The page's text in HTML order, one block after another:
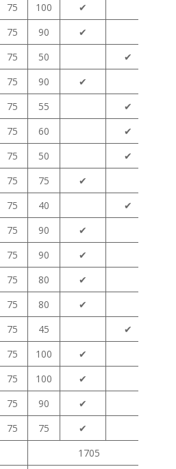
75 100
✔
75 90
✔
75 50
✔
75 90
✔
75 55
✔
75 60
✔
75 50
✔
75 75
✔
75 40
✔
75 90
✔
75 90
✔
75 80
✔
75 80
✔
75 45
✔
75 100
✔
75 100
✔
75 90
✔
75 75
✔
1705